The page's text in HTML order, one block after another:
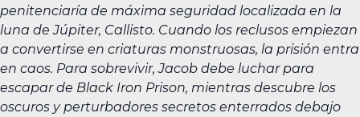
penitenciaría de máxima seguridad localizada en la
luna de Júpiter, Callisto. Cuando los reclusos empiezan
a convertirse en criaturas monstruosas, la prisión entra
en caos. Para sobrevivir, Jacob debe luchar para
escapar de Black Iron Prison, mientras descubre los
oscuros y perturbadores secretos enterrados debajo